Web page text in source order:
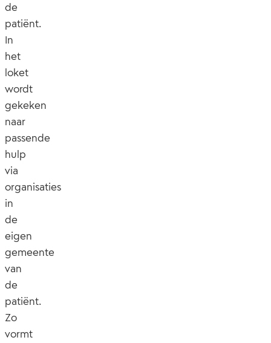
de
patiënt.
In
het
loket
wordt
gekeken
naar
passende
hulp
via
organisaties
in
de
eigen
gemeente
van
de
patiënt.
Zo
vormt